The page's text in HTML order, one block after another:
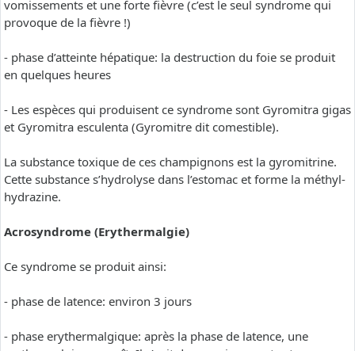
vomissements et une forte fièvre (c’est le seul syndrome qui
provoque de la fièvre !)
- phase d’atteinte hépatique: la destruction du foie se produit
en quelques heures
- Les espèces qui produisent ce syndrome sont Gyromitra gigas
et Gyromitra esculenta (Gyromitre dit comestible).
La substance toxique de ces champignons est la gyromitrine.
Cette substance s’hydrolyse dans l’estomac et forme la méthyl-
hydrazine.
Acrosyndrome (Erythermalgie)
Ce syndrome se produit ainsi:
- phase de latence: environ 3 jours
- phase erythermalgique: après la phase de latence, une